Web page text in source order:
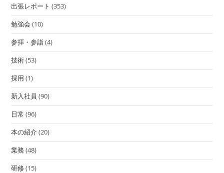
出張レポート (353)
勉強会 (10)
参拝・参詣(4)
技術(53)
採用 (1)
新入社員 (90)
日常 (96)
本の紹介(20)
業務(48)
研修(15)